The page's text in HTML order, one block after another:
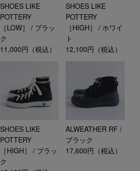
SHOES LIKE
POTTERY
［LOW］ / ブラッ
ク
11,000円（税込）
SHOES LIKE
POTTERY
［HIGH］ / ホワイ
ト
12,100円（税込）
SHOES LIKE
POTTERY
［HIGH］ / ブラッ
ク
ALWEATHER RF /
ブラック
17,600円（税込）